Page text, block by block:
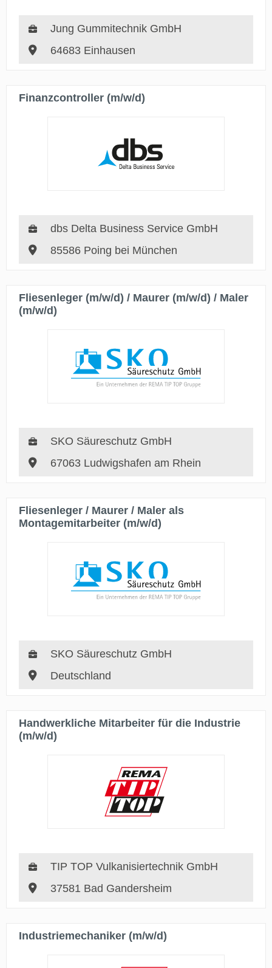
Jung Gummitechnik GmbH
64683 Einhausen
Finanzcontroller (m/w/d)
dbs Delta Business Service GmbH
85586 Poing bei München
Fliesenleger (m/w/d) / Maurer (m/w/d) / Maler
(m/w/d)
SKO Säureschutz GmbH
67063 Ludwigshafen am Rhein
Fliesenleger / Maurer / Maler als
Montagemitarbeiter (m/w/d)
SKO Säureschutz GmbH
Deutschland
Handwerkliche Mitarbeiter für die Industrie
(m/w/d)
TIP TOP Vulkanisiertechnik GmbH
37581 Bad Gandersheim
Industriemechaniker (m/w/d)